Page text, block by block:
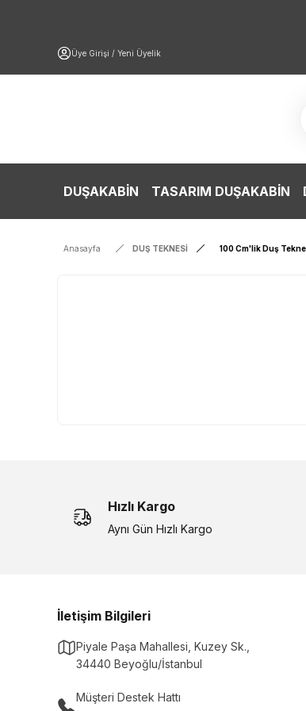
Üye Girişi / Yeni Üyelik
DUŞAKABİN TASARIM DUŞAKABİN
Anasayfa DUŞ TEKNESİ 100 Cm'lik Duş
Hızlı Kargo
Aynı Gün Hızlı Kargo
İletişim Bilgileri
Piyale Paşa Mahallesi, Kuzey Sk.,
34440 Beyoğlu/İstanbul
Müşteri Destek Hattı